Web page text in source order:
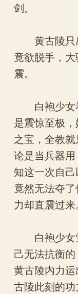
剑。
黄古陵只
竟欲脱手，
震。
白袍少女
是震惊至极
之宝，全教
论是当兵器
知这一次自
竟然无法夺
力却直震过来
白袍少女
己无法抗衡
黄古陵内力
古陵此刻的